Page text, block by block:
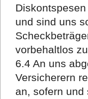
und sind uns
vorbehaltlos
6.4 An uns
Versicherern
an, sofern und